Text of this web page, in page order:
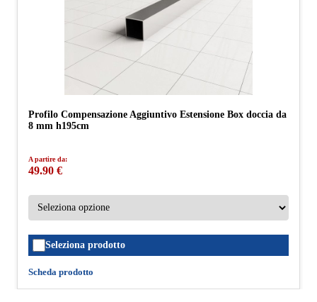
Profilo Compensazione Aggiuntivo Estensione Box doccia da
8 mm h195cm
A partire da:
49.90 €
Seleziona prodotto
Scheda prodotto